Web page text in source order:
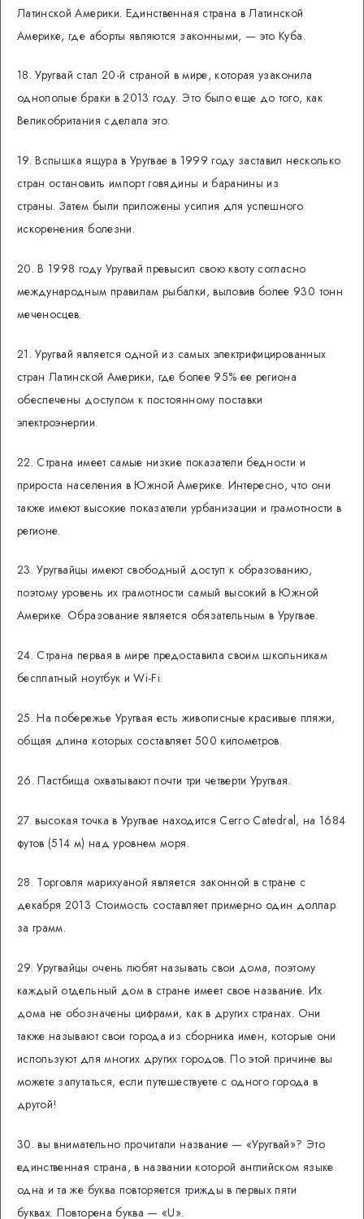
Латинской Америки. Единственная страна в Латинской
Америке, где аборты являются законными, — это Куба.
18. Уругвай стал 20-й страной в мире, которая узаконила
однополые браки в 2013 году. Это было еще до того, как
Великобритания сделала это.
19. Вспышка ящура в Уругвае в 1999 году заставил несколько
стран остановить импорт говядины и баранины из
страны. Затем были приложены усилия для успешного
искоренения болезни.
20. В 1998 году Уругвай превысил свою квоту согласно
международным правилам рыбалки, выловив более 930 тонн
меченосцев.
21. Уругвай является одной из самых электрифицированных
стран Латинской Америки, где более 95% ее региона
обеспечены доступом к постоянному поставки
электроэнергии.
22. Страна имеет самые низкие показатели бедности и
прироста населения в Южной Америке. Интересно, что они
также имеют высокие показатели урбанизации и грамотности в
регионе.
23. Уругвайцы имеют свободный доступ к образованию,
поэтому уровень их грамотности самый высокий в Южной
Америке. Образование является обязательным в Уругвае.
24. Страна первая в мире предоставила своим школьникам
бесплатный ноутбук и Wi-Fi.
25. На побережье Уругвая есть живописные красивые пляжи,
общая длина которых составляет 500 километров.
26. Пастбища охватывают почти три четверти Уругвая.
27. высокая точка в Уругвае находится Cerro Catedral, на 1684
футов (514 м) над уровнем моря.
28. Торговля марихуаной является законной в стране с
декабря 2013 Стоимость составляет примерно один доллар
за грамм.
29. Уругвайцы очень любят называть свои дома, поэтому
каждый отдельный дом в стране имеет свое название. Их
дома не обозначены цифрами, как в других странах. Они
также называют свои города из сборника имен, которые они
используют для многих других городов. По этой причине вы
можете запутаться, если путешествуете с одного города в
другой!
30. вы внимательно прочитали название — «Уругвай»? Это
единственная страна, в названии которой английском языке
одна и та же буква повторяется трижды в первых пяти
буквах. Повторена буква — «U».